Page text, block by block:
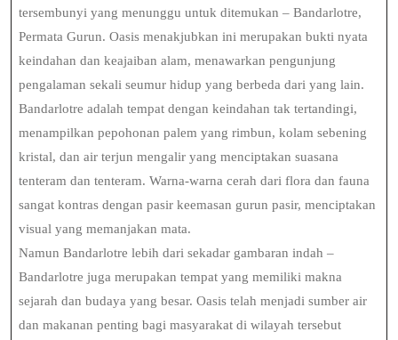
tersembunyi yang menunggu untuk ditemukan – Bandarlotre,
Permata Gurun. Oasis menakjubkan ini merupakan bukti nyata
keindahan dan keajaiban alam, menawarkan pengunjung
pengalaman sekali seumur hidup yang berbeda dari yang lain.
Bandarlotre adalah tempat dengan keindahan tak tertandingi,
menampilkan pepohonan palem yang rimbun, kolam sebening
kristal, dan air terjun mengalir yang menciptakan suasana
tenteram dan tenteram. Warna-warna cerah dari flora dan fauna
sangat kontras dengan pasir keemasan gurun pasir, menciptakan
visual yang memanjakan mata.
Namun Bandarlotre lebih dari sekadar gambaran indah –
Bandarlotre juga merupakan tempat yang memiliki makna
sejarah dan budaya yang besar. Oasis telah menjadi sumber air
dan makanan penting bagi masyarakat di wilayah tersebut